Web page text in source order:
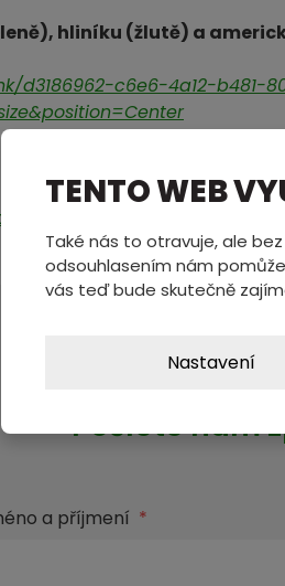
hliníku (žlutě) a
d3186962-c6e6-4a12-b481-
zpravodajstvi/3362718/
Pošlete nám
a příjmení *
TENTO WEB
Také nás to otravuje, ale
odsouhlasením nám
vás teď bude skutečně
Nastavení